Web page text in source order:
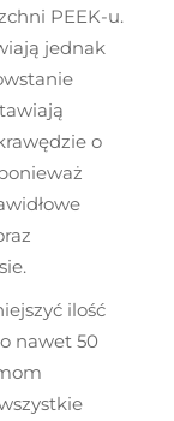
PEEK-u.
jednak
o
ilość
nawet 50